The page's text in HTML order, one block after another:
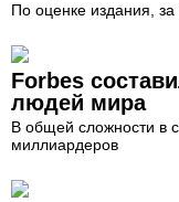
По оценке издания,
Forbes
людей мира
В общей сложности в
миллиардеров